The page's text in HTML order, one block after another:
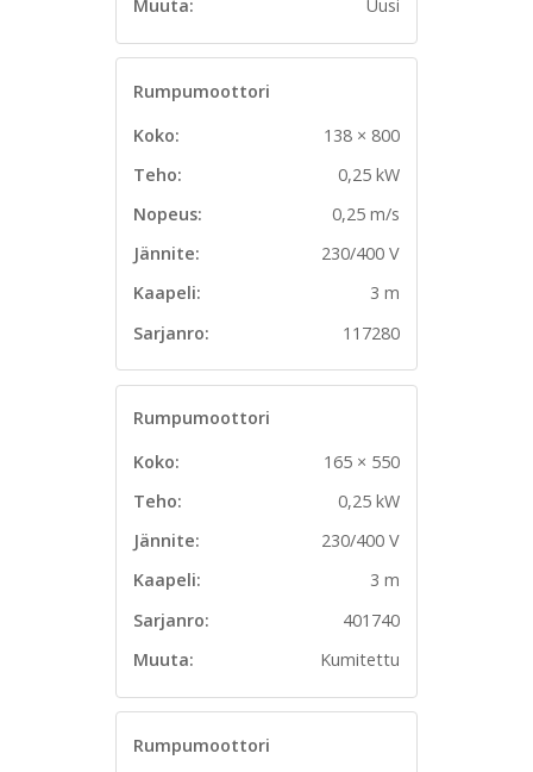
Muuta:
Uusi
Rumpumoottori
Koko:
138 × 800
Teho:
0,25 kW
Nopeus:
0,25 m/s
Jännite:
230/400 V
Kaapeli:
3 m
Sarjanro:
117280
Rumpumoottori
Koko:
165 × 550
Teho:
0,25 kW
Jännite:
230/400 V
Kaapeli:
3 m
Sarjanro:
401740
Muuta:
Kumitettu
Rumpumoottori